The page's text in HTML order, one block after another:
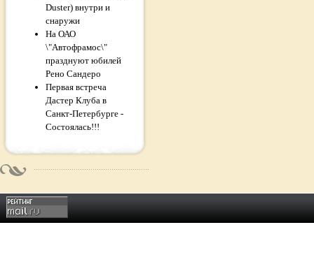
Duster) внутри и
снаружи
На ОАО
\"Автофрамос\"
празднуют юбилей
Рено Сандеро
Первая встреча
Дастер Клуба в
Санкт-Петербурге -
Состоялась!!!